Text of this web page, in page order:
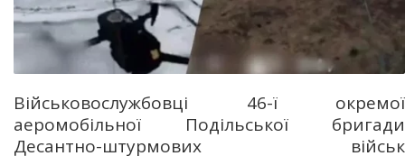
Військовослужбовці 46-ї окремої
аеромобільної Подільської бригади
Десантно-штурмових військ